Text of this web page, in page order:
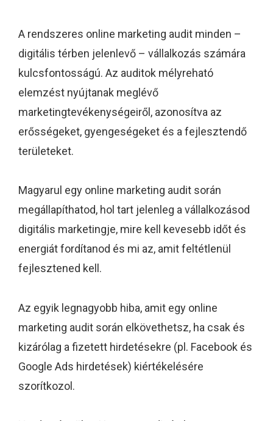
A rendszeres online marketing audit minden –
digitális térben jelenlevő – vállalkozás számára
kulcsfontosságú. Az auditok mélyreható
elemzést nyújtanak meglévő
marketingtevékenységeiről, azonosítva az
erősségeket, gyengeségeket és a fejlesztendő
területeket.
Magyarul egy online marketing audit során
megállapíthatod, hol tart jelenleg a vállalkozásod
digitális marketingje, mire kell kevesebb időt és
energiát fordítanod és mi az, amit feltétlenül
fejlesztened kell.
Az egyik legnagyobb hiba, amit egy online
marketing audit során elkövethetsz, ha csak és
kizárólag a fizetett hirdetésekre (pl. Facebook és
Google Ads hirdetések) kiértékelésére
szorítkozol.